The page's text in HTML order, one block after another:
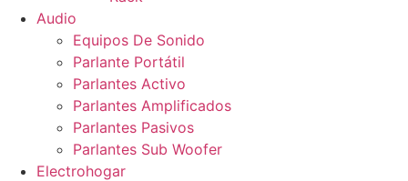
Audio
Equipos De Sonido
Parlante Portátil
Parlantes Activo
Parlantes Amplificados
Parlantes Pasivos
Parlantes Sub Woofer
Electrohogar